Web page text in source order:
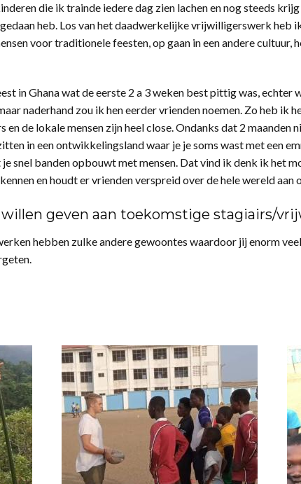
die ik trainde iedere dag zien lachen en nog steeds
heb. Los van het daadwerkelijke vrijwilligerswerk heb
voor traditionele feesten, op gaan in een andere cultuur,
in Ghana wat de eerste 2 a 3 weken best pittig was, echter
naderhand zou ik hen eerder vrienden noemen. Zo heb ik
de lokale mensen zijn heel close. Ondanks dat 2 maanden
in een ontwikkelingsland waar je je soms wast met een
snel banden opbouwt met mensen. Dat vind ik denk ik het
en houdt er vrienden verspreid over de hele wereld aan
geven aan toekomstige stagiairs/
hebben zulke andere gewoontes waardoor jij enorm